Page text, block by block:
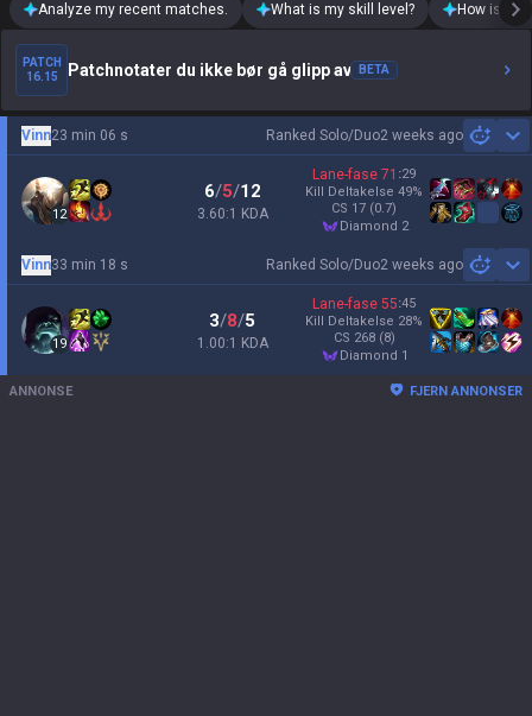
Analyze my recent matches. What is my skill level? How is my
PATCH
16.15
Patchnotater du ikke bør gå glipp av BETA
Ranked Solo/Duo2 weeks ago
Vinn23 min 06 s
12
6/5/12
3.60:1 KDA
Lane-fase 71 :29
Kill Deltakelse 49%
CS 17 (0.7)
diamond 2
Ranked Solo/Duo2 weeks ago
Vinn33 min 18 s
19
3/8/5
1.00:1 KDA
Lane-fase 55:45
Kill Deltakelse 28%
CS 268 (8)
diamond 1
ANNONSE FJERN ANNONSER